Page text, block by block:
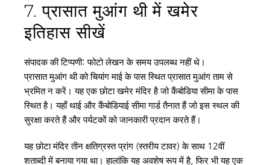
7. प्रासात मुआंग थी में खमेर
इतिहास सीखें
संपादक की टिप्पणी: फोटो लेखन के समय उपलब्ध नहीं थे।
प्रासात मुआंग थी को चियांग माई के पास स्थित प्रासात मुआंग ताम से
भ्रमित न करें। यह एक छोटा खमेर मंदिर है जो कैंबोडिया सीमा के पास
स्थित है। यहाँ थाई और कैंबोडियाई सीमा गार्ड तैनात हैं जो इस स्थल की
सुरक्षा करते हैं और पर्यटकों को जानकारी प्रदान करते हैं।
यह छोटा मंदिर तीन क्षतिग्रस्त प्रांग (स्तरीय टावर) के साथ 12वीं
शताब्दी में बनाया गया था। हालांकि यह अवशेष रूप में है, फिर भी यह एक